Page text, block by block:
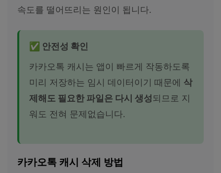
속도를 떨어뜨리는 원인이 됩니다.
✅ 안전성 확인
카카오톡 캐시는 앱이 빠르게 작동하도록
미리 저장하는 임시 데이터이기 때문에 삭
제해도 필요한 파일은 다시 생성되므로 지
워도 전혀 문제없습니다.
카카오톡 캐시 삭제 방법